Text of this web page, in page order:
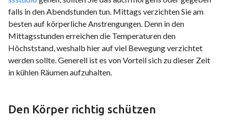
falls in den Abendstunden tun. Mittags verzichten Sie am
besten auf körperliche Anstrengungen. Denn in den
Mittagsstunden erreichen die Temperaturen den
Höchststand, weshalb hier auf viel Bewegung verzichtet
werden sollte. Generell ist es von Vorteil sich zu dieser Zeit
in kühlen Räumen aufzuhalten.
Den Körper richtig schützen